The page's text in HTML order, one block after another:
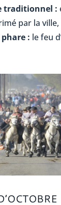
traditionnel :
par la ville,
: le feu